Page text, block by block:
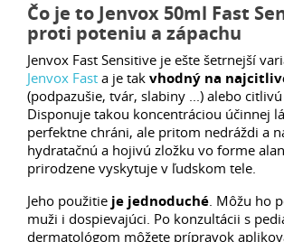
Čo je to Jenvox 50ml Fast
proti poteniu a zápachu
Jenvox Fast Sensitive je ešte šetrnejší
Jenvox Fast a je tak vhodný na
(podpazušie, tvár, slabiny ...) alebo
Disponuje takou koncentráciou účinnej
perfektne chráni, ale pritom nedráždi a
hydratačnú a hojivú zložku vo forme
prirodzene vyskytuje v ľudskom tele.
Jeho použitie je jednoduché. Môžu ho
muži i dospievajúci. Po konzultácii s
dermatológom môžete prípravok